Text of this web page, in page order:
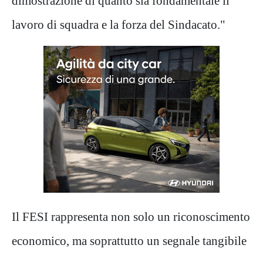
lavoro di squadra e la forza del Sindacato."
Il FESI rappresenta non solo un riconoscimento
economico, ma soprattutto un segnale tangibile